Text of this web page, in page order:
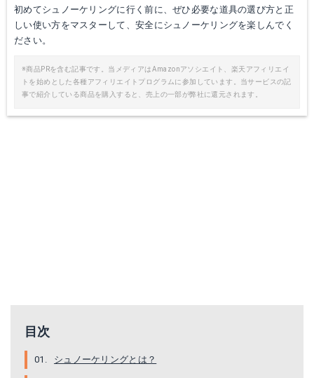
初めてシュノーケリングに行く前に、ぜひ必要な道具の選び方と正
しい使い方をマスターして、安全にシュノーケリングを楽しんでく
ださい。
※商品PRを含む記事です。当メディアはAmazonアソシエイト、楽天アフィリエイ
トを始めとした各種アフィリエイトプログラムに参加しています。当サービスの記
事で紹介している商品を購入すると、売上の一部が弊社に還元されます。
目次
シュノーケリングとは？